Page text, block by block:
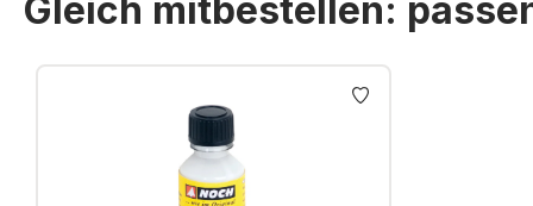
Gleich mitbestellen:
Produktgalerie überspringen